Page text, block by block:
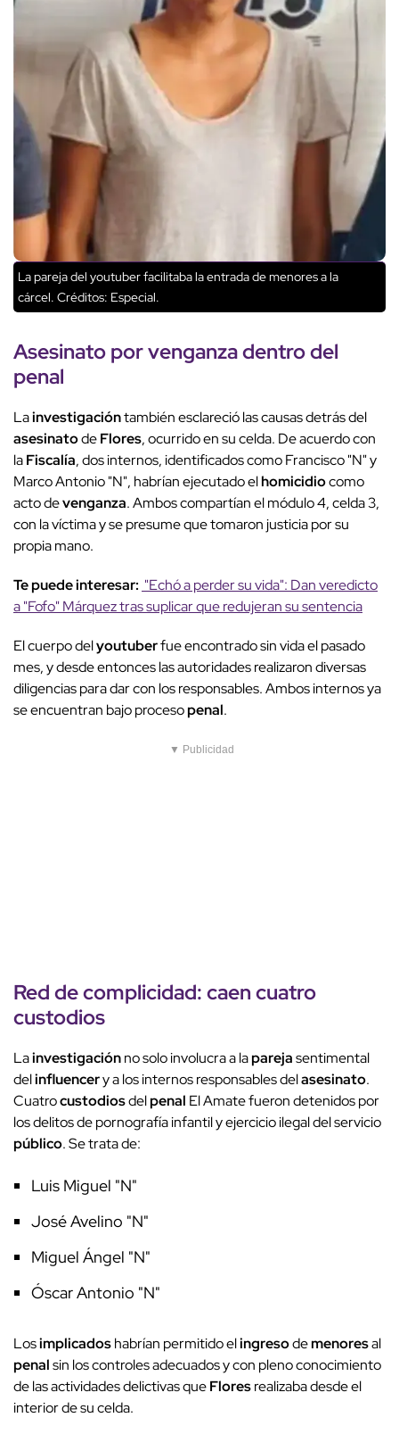
La pareja del youtuber facilitaba la entrada de menores a la
cárcel. Créditos: Especial.
Asesinato porvenganzadentro del
penal
Lainvestigacióntambién esclareció las causas detrás del
asesinatodeFlores, ocurrido en su celda. De acuerdo con
laFiscalía, dos internos, identificados como Francisco "N" y
Marco Antonio "N", habrían ejecutado elhomicidiocomo
acto devenganza. Ambos compartían el módulo 4, celda 3,
con la víctima y se presume que tomaron justicia por su
propia mano.
Te puede interesar: "Echó a perder su vida": Dan veredicto
a "Fofo" Márquez tras suplicar que redujeran su sentencia
El cuerpo delyoutuberfue encontrado sin vida el pasado
mes, y desde entonces las autoridades realizaron diversas
diligencias para dar con los responsables. Ambos internos ya
se encuentran bajo procesopenal.
▼ Publicidad
Red de complicidad: caen cuatro
custodios
Lainvestigaciónno solo involucra a laparejasentimental
delinfluencery a los internos responsables delasesinato.
Cuatrocustodiosdelpenal El Amate fueron detenidos por
los delitos de pornografía infantil y ejercicio ilegal del servicio
público. Se trata de:
Luis Miguel "N"
José Avelino "N"
Miguel Ángel "N"
Óscar Antonio "N"
Losimplicadoshabrían permitido elingresodemenoresal
penalsin los controles adecuados y con pleno conocimiento
de las actividades delictivas queFloresrealizaba desde el
interior de su celda.